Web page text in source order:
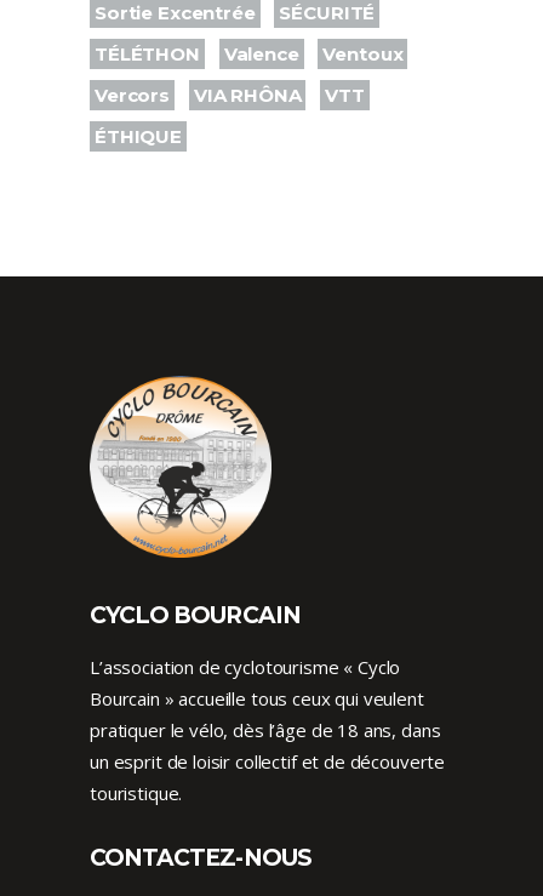
Sortie Excentrée
SÉCURITÉ
TÉLÉTHON
Valence
Ventoux
Vercors
VIA RHÔNA
VTT
ÉTHIQUE
CYCLO BOURCAIN
L’association de cyclotourisme « Cyclo
Bourcain » accueille tous ceux qui veulent
pratiquer le vélo, dès l’âge de 18 ans, dans
un esprit de loisir collectif et de découverte
touristique.
CONTACTEZ-NOUS